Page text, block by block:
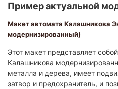
Пример актуальной
Макет автомата Калашникова
модернизированный)
Этот макет представляет
Калашникова
металла и дерева, имеет
затвор и предохранитель, и